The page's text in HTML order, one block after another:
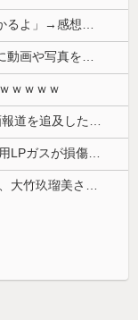
ｗｗｗｗ